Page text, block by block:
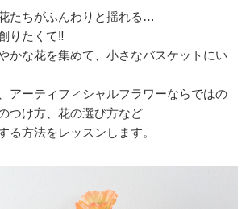
たちがふんわりと揺れる…
りたくて‼
かな花を集めて、小さなバスケットにい
アーティフィシャルフラワーならではの
つけ方、花の選び方など
る方法をレッスンします。